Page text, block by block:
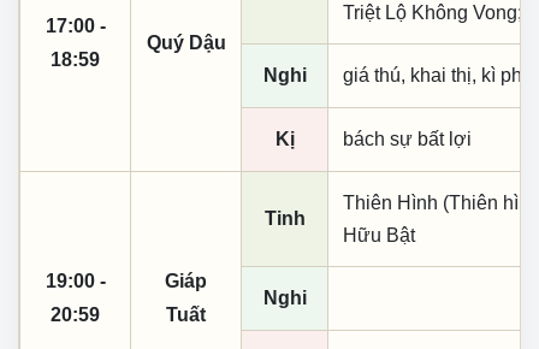
17:00 -
18:59
Quý Dậu
Triệt Lộ Không Vong;
Nghi giá thú, khai thị, kì
Kị bách sự bất lợi
19:00 -
20:59
Giáp
Tuất
Tinh
Thiên Hình (Thiên
Hữu Bật
Nghi